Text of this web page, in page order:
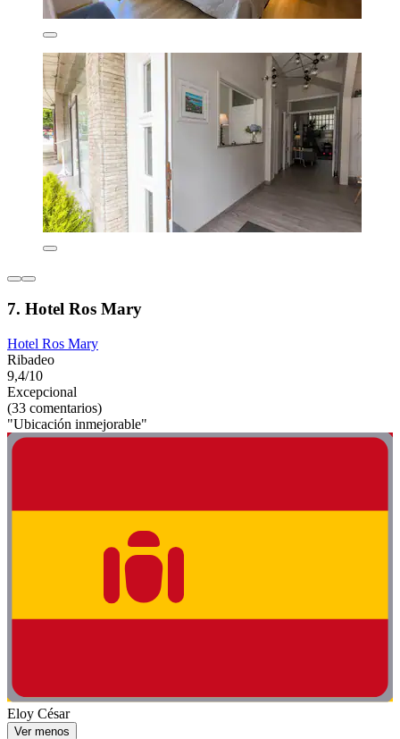
7. Hotel Ros Mary
Hotel Ros Mary
Ribadeo
9,4/10
Excepcional
(33 comentarios)
"Ubicación inmejorable"
Eloy César
Ver menos